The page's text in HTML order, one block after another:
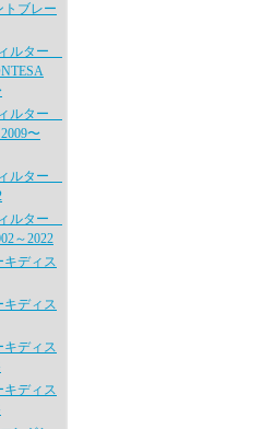
トブレー
ルター
ルター
〜
ルター
ルター
～2022
ディス
ディス
ディス
ディス